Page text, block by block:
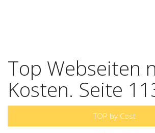
Top Webseiten
Kosten. Seite
TOP by Cost